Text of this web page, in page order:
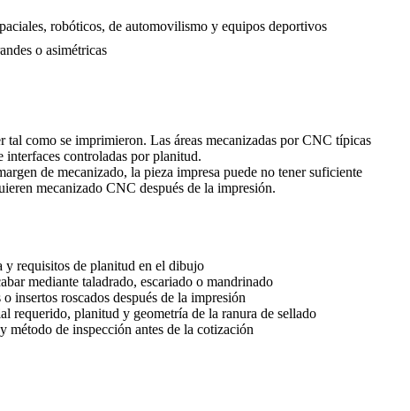
robóticos, de automovilismo y equipos deportivos
o asimétricas
tal como se imprimieron. Las áreas mecanizadas por CNC típicas
interfaces controladas por planitud.
de mecanizado, la pieza impresa puede no tener suficiente
mecanizado CNC después de la impresión.
requisitos de planitud en el dibujo
mediante taladrado, escariado o mandrinado
insertos roscados después de la impresión
requerido, planitud y geometría de la ranura de sellado
método de inspección antes de la cotización